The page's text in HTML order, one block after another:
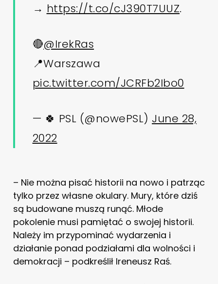
→ https://t.co/cJ390T7UUZ.
🔴@IrekRas
📍Warszawa
pic.twitter.com/JCRFb2Ibo0
— 🍀 PSL (@nowePSL) June 28,
2022
– Nie można pisać historii na nowo i patrząc
tylko przez własne okulary. Mury, które dziś
są budowane muszą runąć. Młode
pokolenie musi pamiętać o swojej historii.
Należy im przypominać wydarzenia i
działanie ponad podziałami dla wolności i
demokracji – podkreślił Ireneusz Raś.